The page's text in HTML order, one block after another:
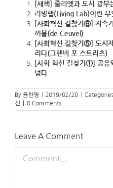
[새책] 줄리엣과 도시 광부
리빙랩(Living Lab)이란 무
[사회혁신 길찾기⑥] 지속
꺼블(de Ceuvel)
[사회혁신 길찾기⑤] 도시
리다(그랜비 포 스트리츠)
[사회 혁신 길찾기①] 공유
넘다
By 윤찬영 2019/02/20
신
0 Comments
Leave A Comment